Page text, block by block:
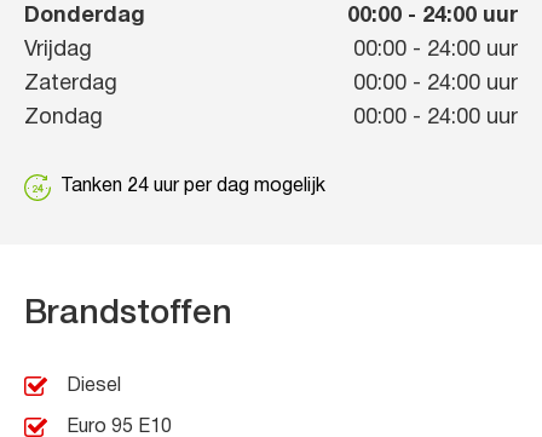
Donderdag
00:00 - 24:00 uur
Vrijdag
00:00 - 24:00 uur
Zaterdag
00:00 - 24:00 uur
Zondag
00:00 - 24:00 uur
Tanken 24 uur per dag mogelijk
Brandstoffen
Diesel
Euro 95 E10